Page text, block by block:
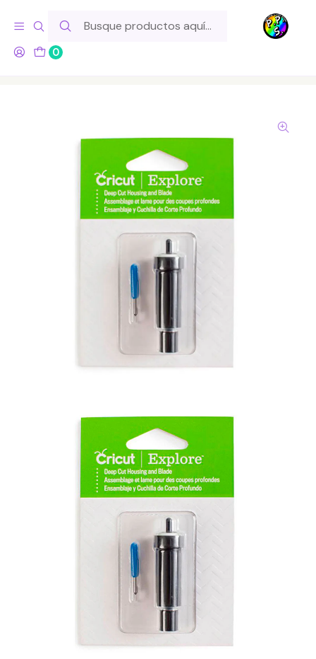
0
Hola! Si tu pedido incluye productos de fabricación propia,
ten en cuenta este tiempo para el despacho